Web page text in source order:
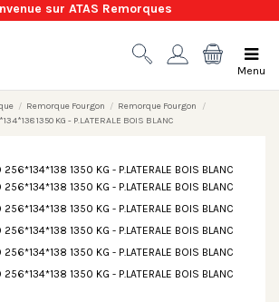
sur ATAS Remorques
Menu
Remorque Fourgon
Remorque Fourgon
1350 KG - P.LATERALE BOIS BLANC